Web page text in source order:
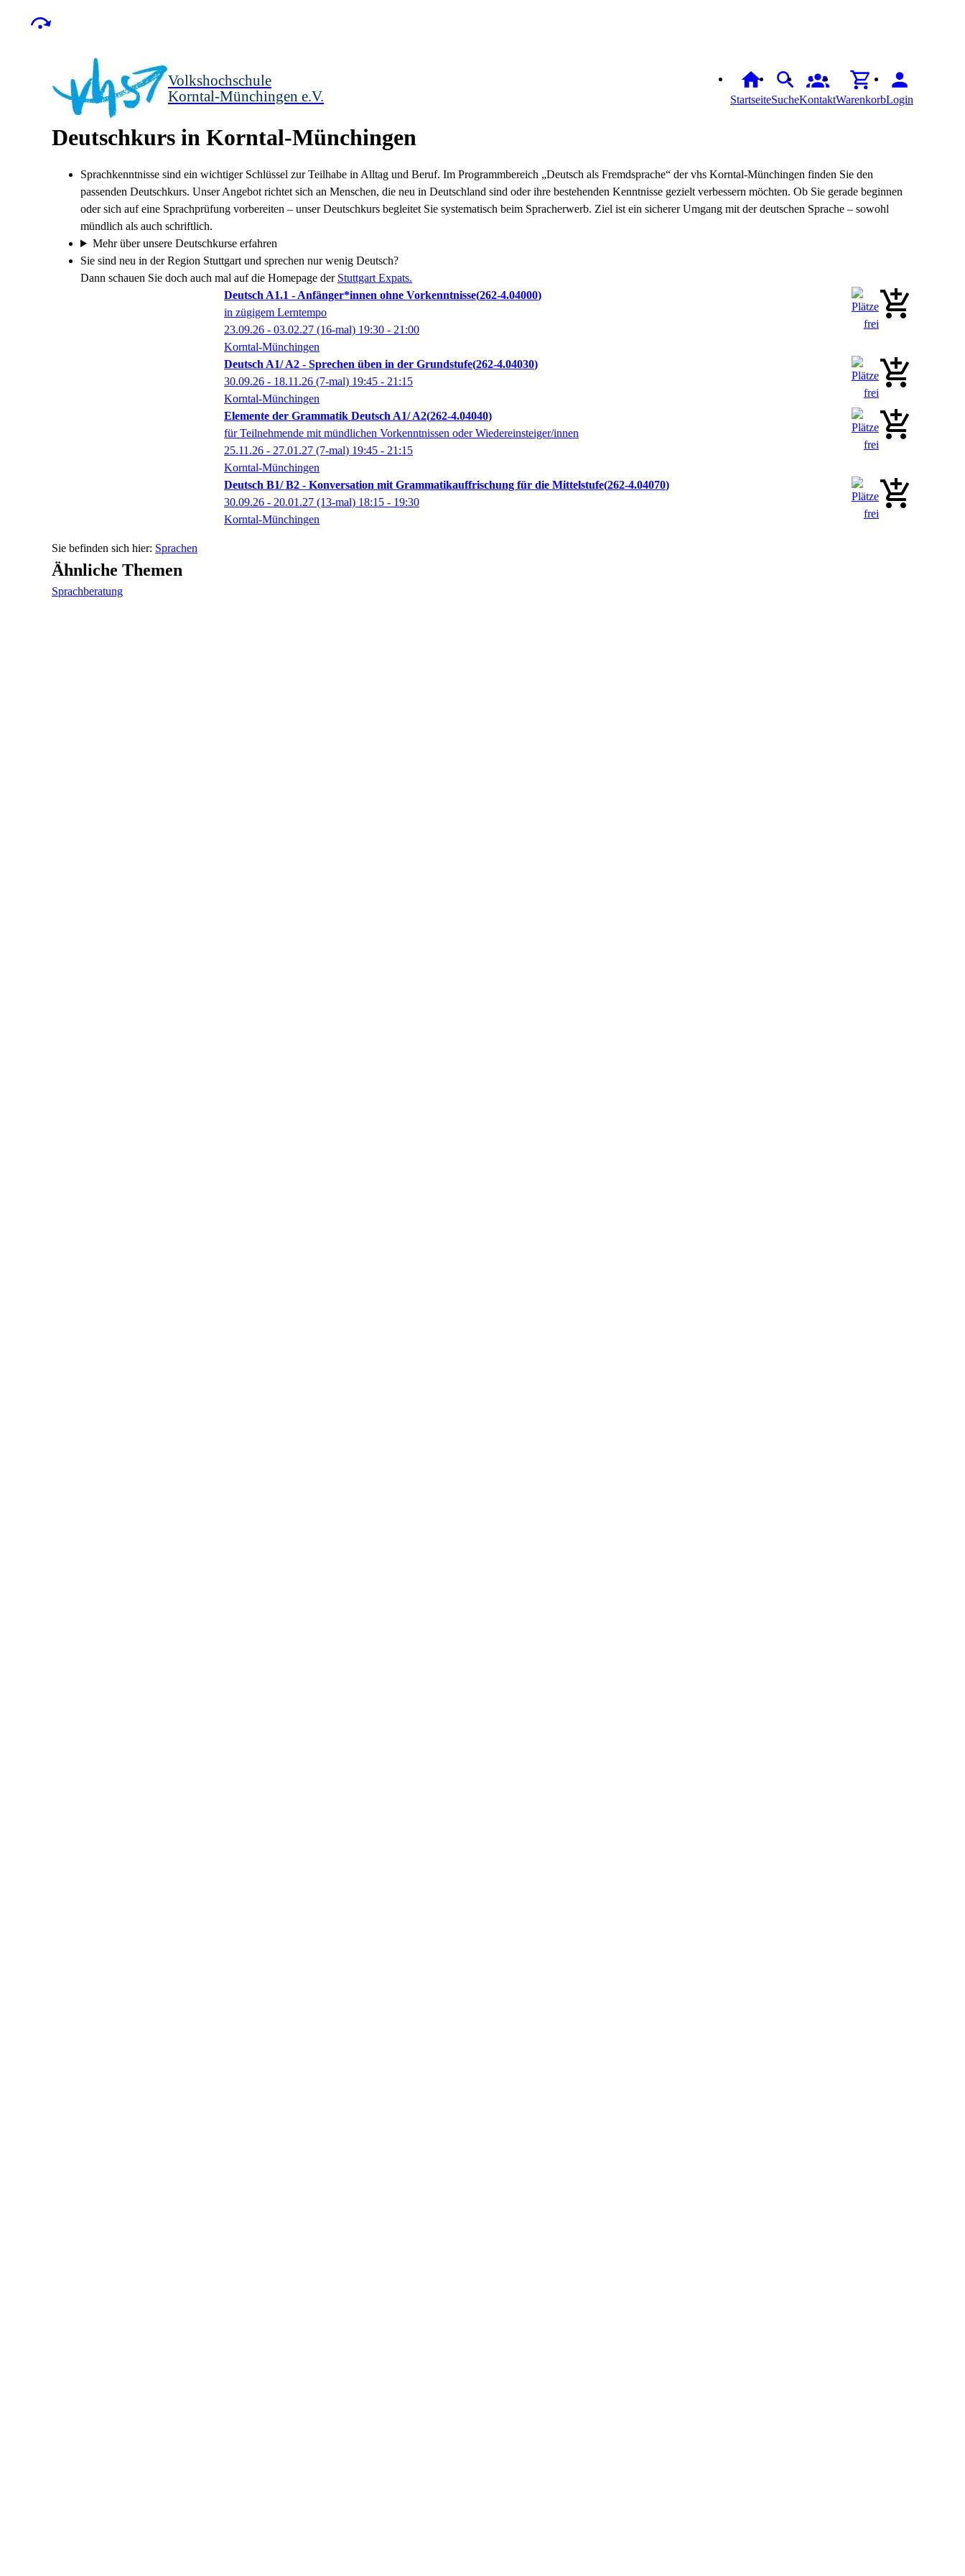
Volkshochschule
Korntal-Münchingen e.V.
StartseiteSucheKontaktWarenkorbLogin
Deutschkurs in Korntal-Münchingen
Sprachkenntnisse sind ein wichtiger Schlüssel zur Teilhabe in Alltag und Beruf. Im Programmbereich „Deutsch als Fremdsprache“ der vhs Korntal-Münchingen finden Sie den
passenden Deutschkurs. Unser Angebot richtet sich an Menschen, die neu in Deutschland sind oder ihre bestehenden Kenntnisse gezielt verbessern möchten. Ob Sie gerade beginnen
oder sich auf eine Sprachprüfung vorbereiten – unser Deutschkurs begleitet Sie systematisch beim Spracherwerb. Ziel ist ein sicherer Umgang mit der deutschen Sprache – sowohl
mündlich als auch schriftlich.
Mehr über unsere Deutschkurse erfahren
Sie sind neu in der Region Stuttgart und sprechen nur wenig Deutsch?
Dann schauen Sie doch auch mal auf die Homepage der Stuttgart Expats.
Deutsch A1.1 - Anfänger*innen ohne Vorkenntnisse 262-4.04000
in zügigem Lerntempo
23.09.26 - 03.02.27 (16-mal) 19:30 - 21:00
Korntal-Münchingen
Deutsch A1/ A2 - Sprechen üben in der Grundstufe 262-4.04030
30.09.26 - 18.11.26 (7-mal) 19:45 - 21:15
Korntal-Münchingen
Elemente der Grammatik Deutsch A1/ A2 262-4.04040
für Teilnehmende mit mündlichen Vorkenntnissen oder Wiedereinsteiger/innen
25.11.26 - 27.01.27 (7-mal) 19:45 - 21:15
Korntal-Münchingen
Deutsch B1/ B2 - Konversation mit Grammatikauffrischung für die Mittelstufe 262-4.04070
30.09.26 - 20.01.27 (13-mal) 18:15 - 19:30
Korntal-Münchingen
Sprachen
Ähnliche Themen
Sprachberatung